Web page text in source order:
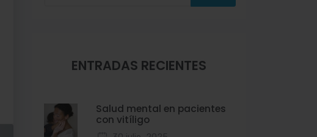
ENTRADAS RECIENTES
Salud mental en pacientes
con vitíligo